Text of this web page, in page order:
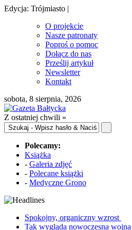
Edycja: Trójmiasto |
O projekcie
Nasze patronaty
Poproś o pomoc
Dołącz do nas
Prześlij artykuł
Newsletter
Kontakt
sobota, 8 sierpnia, 2026
Z ostatniej chwili »
Polecamy:
Książka
- Galeria zdjęć
- Polecane książki
- Medyczne Grono
Spokojny, organiczny wzrost
Tak wygląda nowoczesna wojna